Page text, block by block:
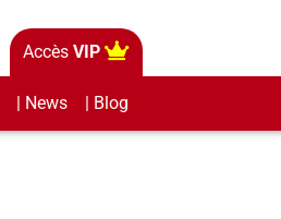
Accès VIP
| News | Blog